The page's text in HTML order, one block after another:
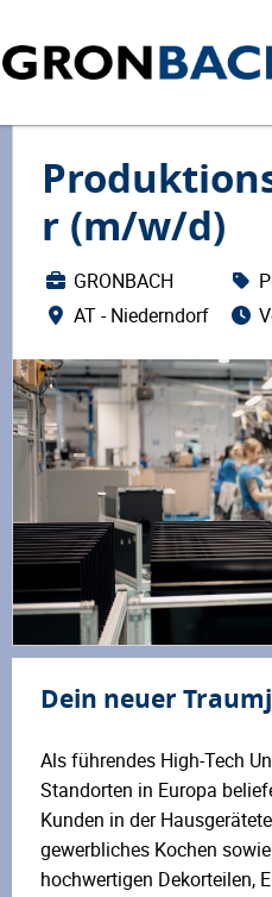
r (m/w/d)
GRONBACH
AT - Niederndorf
Dein neuer
Als führendes High-Tech
Standorten in Europa
Kunden in der
gewerbliches Kochen
hochwertigen Dekorteilen,